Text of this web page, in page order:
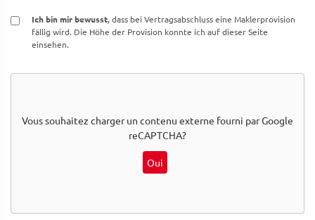
Ich bin mir bewusst, dass bei Vertragsabschluss eine Maklerprovision
fällig wird. Die Höhe der Provision konnte ich auf dieser Seite
einsehen.
Vous souhaitez charger un contenu externe fourni parGoogle
reCAPTCHA?
Oui